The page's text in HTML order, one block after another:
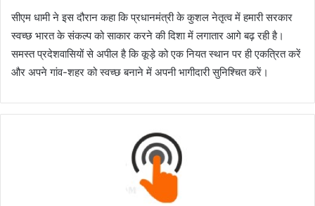
सीएम धामी ने इस दौरान कहा कि प्रधानमंत्री के कुशल नेतृत्व में हमारी सरकार
स्वच्छ भारत के संकल्प को साकार करने की दिशा में लगातार आगे बढ़ रही है।
समस्त प्रदेशवासियों से अपील है कि कूड़े को एक नियत स्थान पर ही एकत्रित करें
और अपने गांव-शहर को स्वच्छ बनाने में अपनी भागीदारी सुनिश्चित करें।